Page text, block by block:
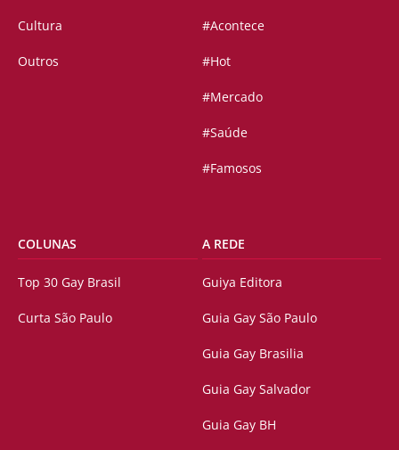
Cultura
Outros
#Acontece
#Hot
#Mercado
#Saúde
#Famosos
COLUNAS
Top 30 Gay Brasil
Curta São Paulo
A REDE
Guiya Editora
Guia Gay São Paulo
Guia Gay Brasilia
Guia Gay Salvador
Guia Gay BH